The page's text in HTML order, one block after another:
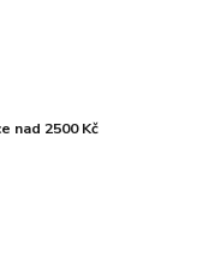
nad 2500 Kč